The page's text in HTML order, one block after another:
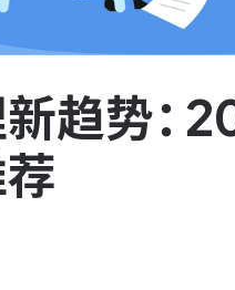
助力车企高效研发
趋势：